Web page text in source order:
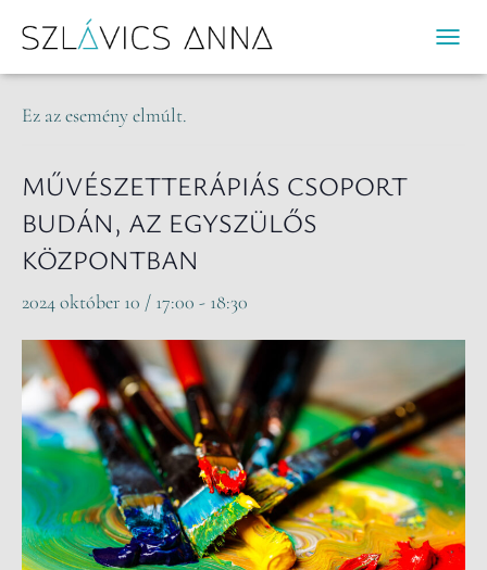
A
/
I
A
P
C
S
O
L
« Összes Események
Ez az esemény elmúlt.
MŰVÉSZETTERÁPIÁS CSOPORT
BUDÁN, AZ EGYSZÜLŐS
KÖZPONTBAN
2024 október 10 / 17:00 - 18:30